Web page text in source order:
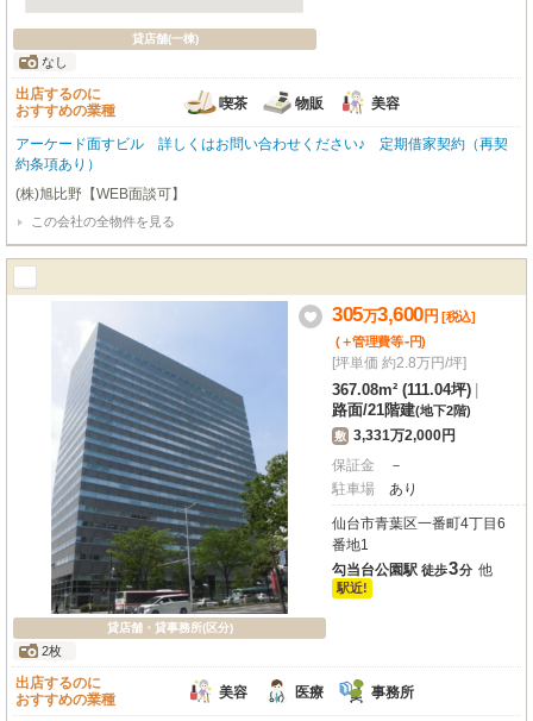
貸店舗(一棟)
なし
出店するのに
おすすめの業種
喫茶 物販 美容
アーケード面すビル 詳しくはお問い合わせください♪ 定期借家契約（再契
約条項あり）
(株)旭比野【WEB面談可】
この会社の全物件を見る
貸店舗・貸事務所(区分)
2枚
305万3,600円 [税込]
(＋管理費等-円)
[坪単価 約2.8万円/坪]
367.08m² (111.04坪)
路面/21階建(地下2階)
敷 3,331万2,000円
保証金
－
駐車場
あり
仙台市青葉区一番町4丁目6
番地1
勾当台公園駅 徒歩3分 他
駅近!
出店するのに
おすすめの業種
美容 医療 事務所